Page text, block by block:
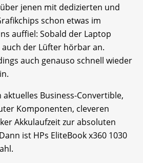
jenen mit dedizierten und
schon etwas im
auffiel: Sobald der Laptop
der Lüfter hörbar an.
auch genauso schnell wieder
aktuelles Business-Convertible,
Komponenten, cleveren
Akkulaufzeit zur absoluten
ist HPs EliteBook x360 1030